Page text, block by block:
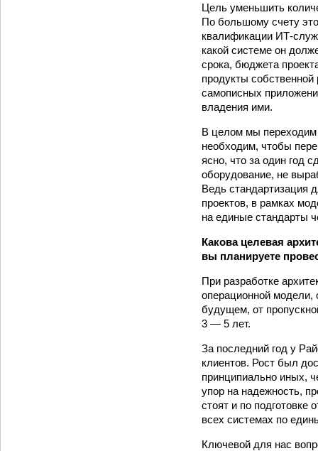
Цель уменьшить
По большому счету
квалификации ИТ-
какой системе он
срока, бюджета
продукты
самописных
владения ими.
В целом мы переходим
необходим, чтобы
ясно, что за один год
оборудование, не
Ведь стандартизация
проектов, в рамках
на единые стандарты
Какова целевая
вы планируете
При разработке
операционной модели,
будущем, от
3 — 5 лет.
За последний год у
клиентов. Рост был
принципиально иных,
упор на надежность,
стоят и по подготовке
всех системах по
Ключевой для нас